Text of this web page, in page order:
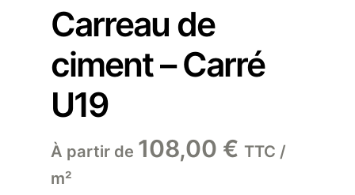
Carreau de
ciment – Carré
U19
À partir de 108,00 € TTC /
m²